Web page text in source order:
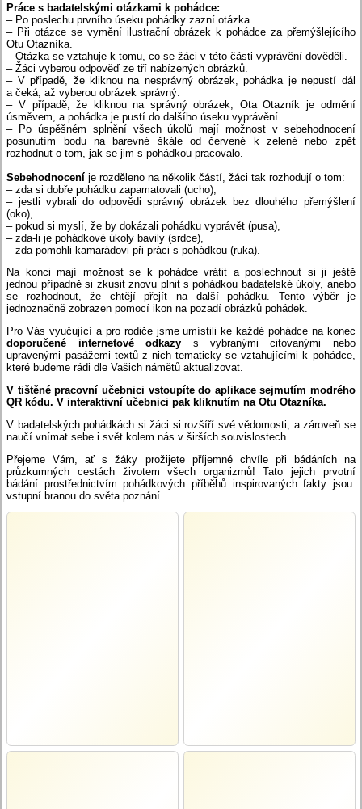
Práce s badatelskými otázkami k pohádce:
– Po poslechu prvního úseku pohádky zazní otázka.
– Při otázce se vymění ilustrační obrázek k pohádce za přemýšlejícího
Otu Otazníka.
– Otázka se vztahuje k tomu, co se žáci v této části vyprávění dověděli.
– Žáci vyberou odpověď ze tří nabízených obrázků.
– V případě, že kliknou na nesprávný obrázek, pohádka je nepustí dál
a čeká, až vyberou obrázek správný.
– V případě, že kliknou na správný obrázek, Ota Otazník je odmění
úsměvem, a pohádka je pustí do dalšího úseku vyprávění.
– Po úspěšném splnění všech úkolů mají možnost v sebehodnocení
posunutím bodu na barevné škále od červené k zelené nebo zpět
rozhodnut o tom, jak se jim s pohádkou pracovalo.
Sebehodnoceníje rozděleno na několik částí, žáci tak rozhodují o tom:
– zda si dobře pohádku zapamatovali (ucho),
– jestli vybrali do odpovědi správný obrázek bez dlouhého přemýšlení
(oko),
– pokud si myslí, že by dokázali pohádku vyprávět (pusa),
– zda-li je pohádkové úkoly bavily (srdce),
– zda pomohli kamarádovi při práci s pohádkou (ruka).
Na konci mají možnost se k pohádce vrátit a poslechnout si ji ještě
jednou případně si zkusit znovu plnit s pohádkou badatelské úkoly, anebo
se rozhodnout, že chtějí přejít na další pohádku. Tento výběr je
jednoznačně zobrazen pomocí ikon na pozadí obrázků pohádek.
Pro Vás vyučující a pro rodiče jsme umístili ke každé pohádce na konec
doporučené internetové odkazy s vybranými citovanými nebo
upravenými pasážemi textů z nich tematicky se vztahujícími k pohádce,
které budeme rádi dle Vašich námětů aktualizovat.
V tištěné pracovní učebnici vstoupíte do aplikace sejmutím modrého
QR kódu. V interaktivní učebnici pak kliknutím na Otu Otazníka.
V badatelských pohádkách si žáci si rozšíří své vědomosti, a zároveň se
naučí vnímat sebe i svět kolem nás v širších souvislostech.
Přejeme Vám, ať s žáky prožijete příjemné chvíle při bádáních na
průzkumných cestách životem všech organizmů! Tato jejich prvotní
bádání prostřednictvím pohádkových příběhů inspirovaných fakty jsou
vstupní branou do světa poznání.